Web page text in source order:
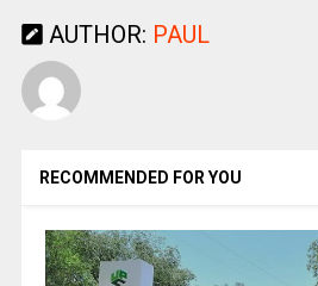
AUTHOR: PAUL
RECOMMENDED FOR YOU